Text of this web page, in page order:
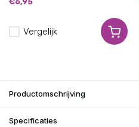
Vergelijk
Productomschrijving
Specificaties